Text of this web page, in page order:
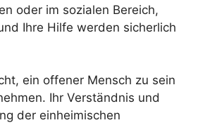
oder im sozialen Bereich,
Ihre Hilfe werden sicherlich
ein offener Mensch zu sein
Ihr Verständnis und
der einheimischen